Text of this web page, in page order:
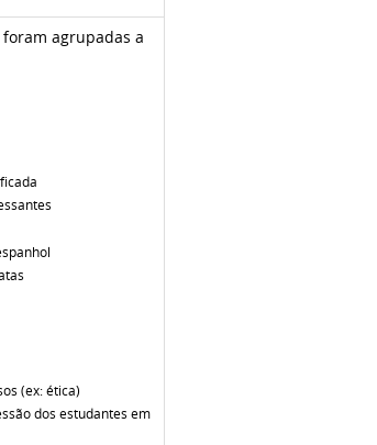
agrupadas a
(ex: ética)
dos estudantes em